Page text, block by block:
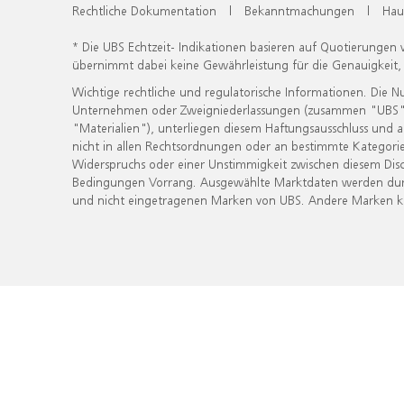
Rechtliche Dokumentation | Bekanntmachungen |
* Die UBS Echtzeit- Indikationen basieren auf
übernimmt dabei keine Gewährleistung für die
Wichtige rechtliche und regulatorische Informationen. Die
Unternehmen oder Zweigniederlassungen (zusammen
"Materialien"), unterliegen diesem Haftungsausschluss
nicht in allen Rechtsordnungen oder an bestimmte
Widerspruchs oder einer Unstimmigkeit zwischen diesem
Bedingungen Vorrang. Ausgewählte Marktdaten werden
und nicht eingetragenen Marken von UBS. Andere Marken